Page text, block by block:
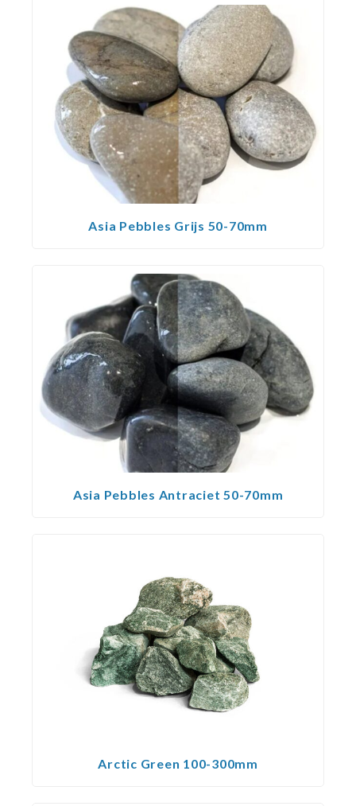
Asia Pebbles Grijs 50-70mm
Asia Pebbles Antraciet 50-70mm
Arctic Green 100-300mm